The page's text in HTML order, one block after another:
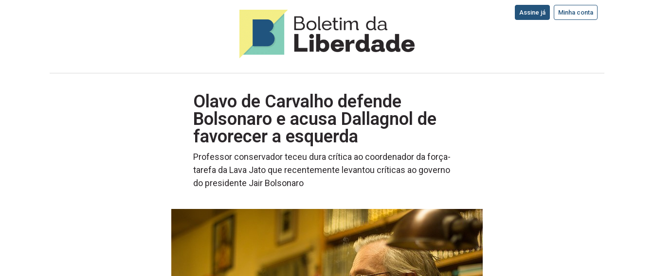
Assine já Minha conta
Olavo de Carvalho defende
Bolsonaro e acusa Dallagnol de
favorecer a esquerda
Professor conservador teceu dura crítica ao coordenador da força-
tarefa da Lava Jato que recentemente levantou críticas ao governo
do presidente Jair Bolsonaro